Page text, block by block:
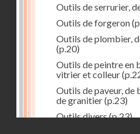
Outils de serrurier,
Outils de forgeron
Outils de plombier,
(p.20)
Outils de peintre en
vitrier et colleur
Outils de paveur, de
de granitier(p.23)
Outils divers(p.23)